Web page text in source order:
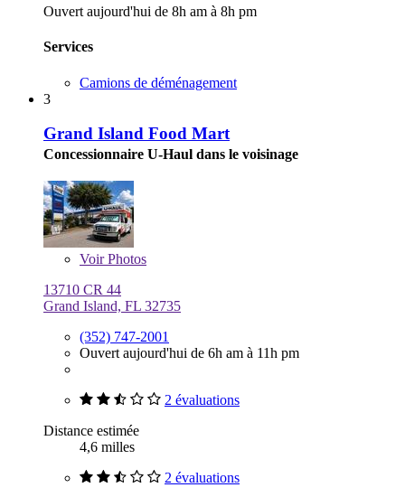
Ouvert aujourd'hui de 8h am à 8h pm
Services
Camions de déménagement
3
Grand Island Food Mart
Concessionnaire U-Haul dans le voisinage
VoirPhotos
13710 CR 44
Grand Island, FL 32735
(352) 747-2001
Ouvert aujourd'hui de 6h am à 11h pm
2 évaluations
Distance estimée
4,6 milles
2 évaluations